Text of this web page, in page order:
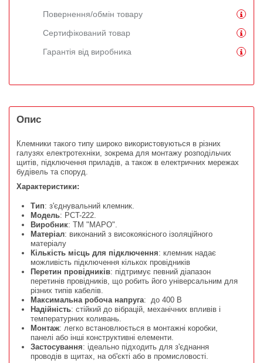
Повернення/обмін товару
Сертифікований товар
Гарантія від виробника
Опис
Клемники такого типу широко використовуються в різних
галузях електротехніки, зокрема для монтажу розподільчих
щитів, підключення приладів, а також в електричних мережах
будівель та споруд.
Характеристики:
Тип: з'єднувальний клемник.
Модель: PCT-222.
Виробник: ТМ "MAPO".
Матеріал: виконаний з високоякісного ізоляційного
матеріалу
Кількість місць для підключення: клемник надає
можливість підключення кількох провідників
Перетин провідників: підтримує певний діапазон
перетинів провідників, що робить його універсальним для
різних типів кабелів.
Максимальна робоча напруга: до 400 В
Надійність: стійкий до вібрацій, механічних впливів і
температурних коливань.
Монтаж: легко встановлюється в монтажні коробки,
панелі або інші конструктивні елементи.
Застосування: ідеально підходить для з'єднання
проводів в щитах, на об'єкті або в промисловості.